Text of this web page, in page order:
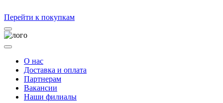
Перейти к покупкам
О нас
Доставка и оплата
Партнерам
Вакансии
Наши филиалы